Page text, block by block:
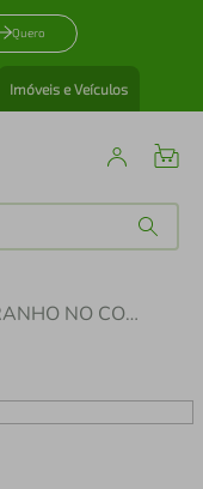
Quero
Imóveis e Veículos
O ESTRANHO NO CORREDOR